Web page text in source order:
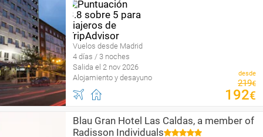
Vuelos desde Madrid
4 días / 3 noches
Salida el 2 nov 2026
Alojamiento y desayuno
desde
219€
192€
Blau Gran Hotel Las Caldas, a member of
Radisson Individuals